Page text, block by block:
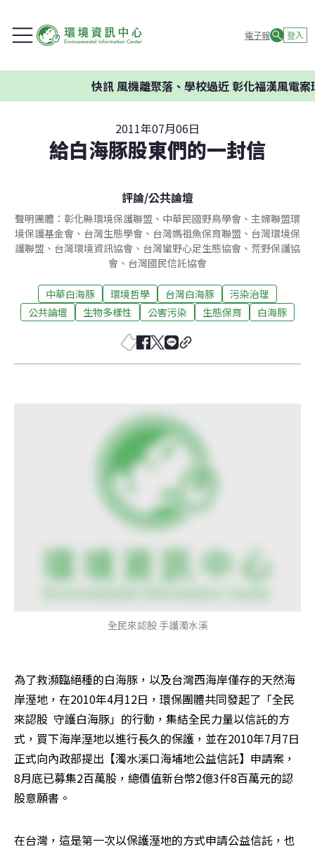
電子報 登入
快訊風機離聚落、學校過近 彰化福漢風電案環
2011年07月06日
給白海豚股東們的一封信
評論/公共論壇
聲明團體：彰化縣環境保護聯盟、中華民國野鳥學會、主婦聯盟環
境保護基金會、台灣生態學會、台灣媽祖魚保育聯盟、台灣環境保
護聯盟、台灣環境資訊協會、台灣蠻野心足生態協會、荒野保護協
會、台灣國民信託協會
中華白海豚 環境哲學 台灣白海豚
污染治理
公共論壇
生物多樣性 公害污染 生態保育 白海豚
全民來認股 手護濁水溪
為了救瀕臨絕種的白海豚，以及台灣西海岸僅存的天然海
岸溼地，在2010年4月12日，環保團體共同發起了「全民
來認股  守護白海豚」的行動，集結全民力量以信託的方
式，買下海岸溼地以進行長久的保護，並在2010年7月7日
正式向內政部提出【濁水溪口海埔地公益信託】申請案，
8月底已募集2百萬股，總價值新台幣2億3仟8百萬元的認
股意願書。
在台灣，這是第一次以保護溼地的方式申請公益信託，也